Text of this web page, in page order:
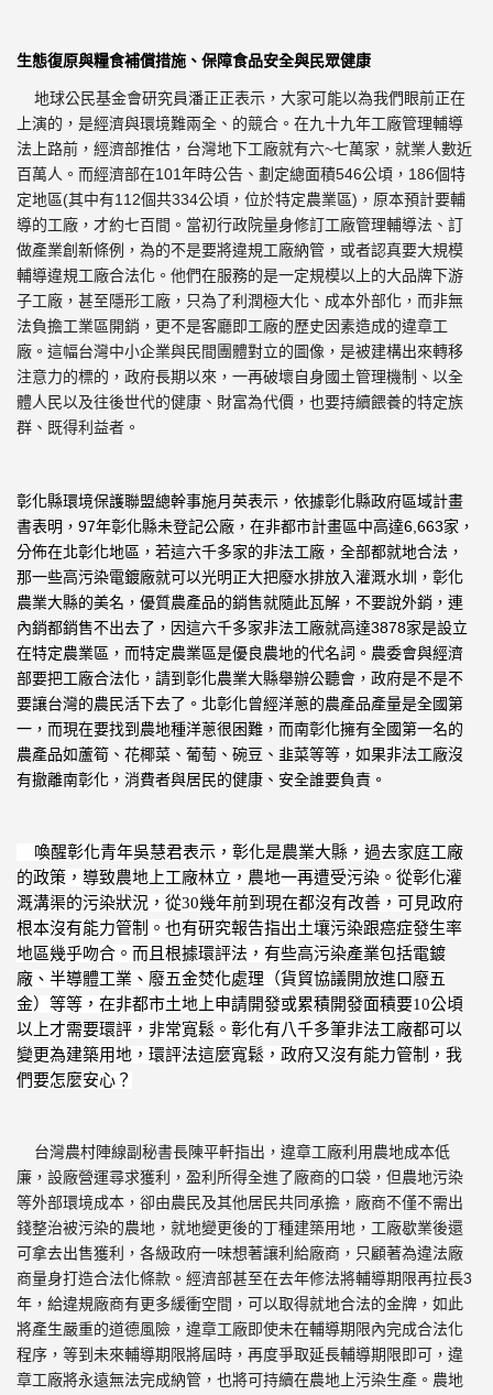
生態復原與糧食補償措施、保障食品安全與民眾健康
地球公民基金會研究員潘正正表示， 大家可能以為我們眼前正在
上演的，是經濟與環境難兩全、的競合。 在九十九年工廠管理輔導
法上路前，經濟部推估， 台灣地下工廠就有六~七萬家，就業人數近
百萬人。而經濟部在101 年時公告、劃定總面積546公頃， 186個特
定地區 (其中有1 12個共334公頃，位於特定農業區) ，原本預計要輔
導的工廠， 才約七百間。當初行政院量身修訂工廠管理輔導法、 訂
做產業創新條例，為的不是要將違規工廠納管， 或者認真要大規模
輔導違規工廠合法化。 他們在服務的是一定規模以上的大品牌下游
子工廠，甚至隱形工廠， 只為了利潤極大化、成本外部化，而非無
法負擔工業區開銷， 更不是客廳即工廠的歷史因素造成的違章工
廠。 這幅台灣中小企業與民間團體對立的圖像， 是被建構出來轉移
注意力的標的，政府長期以來， 一再破壞自身國土管理機制、以全
體人民以及往後世代的健康、 財富為代價，也要持續餵養的特定族
群、既得利益者。
彰化縣環境保護聯盟總幹事施月英表示， 依據彰化縣政府區域計畫
書表明， 97年彰化縣未登記公廠， 在非都市計畫區中高達6,663家，
分佈在北彰化地區， 若這六千多家的非法工廠，全部都就地合法，
那一些高污染電鍍廠就可以光明正大把廢水排放入灌溉水圳， 彰化
農業大縣的美名，優質農產品的銷售就隨此瓦解，不要說外銷， 連
內銷都銷售不出去了，因這六千多家非法工廠就高達3878家是設立
在特定農業區，而特定農業區是優良農地的代名詞。 農委會與經濟
部要把工廠合法化，請到彰化農業大縣舉辦公聽會， 政府是不是不
要讓台灣的農民活下去了。 北彰化曾經洋蔥的農產品產量是全國第
一， 而現在要找到農地種洋蔥很困難， 而南彰化擁有全國第一名的
農產品如蘆筍、花椰菜、葡萄、碗豆、 韭菜等等，如果非法工廠沒
有撤離南彰化，消費者與居民的健康、 安全誰要負責。
喚醒彰化青年吳慧君表示，彰化是農業大縣，過去家庭工廠
的政策， 導致農地上工廠林立，農地一再遭受污染。 從彰化灌
溉溝渠的污染狀況，從30幾年前到現在都沒有改善， 可見政府
根本沒有能力管制。 也有研究報告指出土壤污染跟癌症發生率
地區幾乎吻合。 而且根據環評法，有些高污染產業包括電鍍
廠、半導體工業、 廢五金焚化處理（貨貿協議開放進口廢五
金）等等， 在非都市土地上申請開發或累積開發面積要10公頃
以上才需要環評，非常寬鬆。彰化有八千多筆非法工廠都可以
變更為建築用地， 環評法這麼寬鬆，政府又沒有能力管制，我
們要怎麼安心？
台灣農村陣線副秘書長陳平軒指出，違章工廠利用農地成本低
廉， 設廠營運尋求獲利，盈利所得全進了廠商的口袋， 但農地污染
等外部環境成本，卻由農民及其他居民共同承擔， 廠商不僅不需出
錢整治被污染的農地，就地變更後的丁種建築用地， 工廠歇業後還
可拿去出售獲利，各級政府一味想著讓利給廠商， 只顧著為違法廠
商量身打造合法化條款。 經濟部甚至在去年修法將輔導期限再拉長3
年， 給違規廠商有更多緩衝空間，可以取得就地合法的金牌， 如此
將產生嚴重的道德風險， 違章工廠即使未在輔導期限內完成合法化
程序， 等到未來輔導期限將屆時，再度爭取延長輔導期限即可， 違
章工廠將永遠無法完成納管，也將可持續在農地上污染生產。 農地